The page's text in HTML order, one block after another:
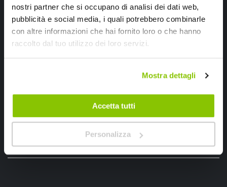
nostri partner che si occupano di analisi dei dati web,
pubblicità e social media, i quali potrebbero combinarle
con altre informazioni che hai fornito loro o che hanno
raccolto dal tuo utilizzo dei loro servizi.
Mostra dettagli
Accetta tutti
Personalizza
Ho letto e accettato il documento
Iscrivimi